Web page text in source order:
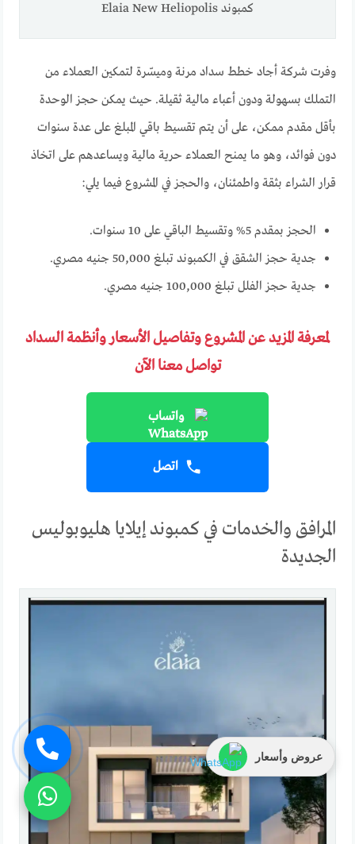
كمبوند Elaia New Heliopolis
وفرت شركة أجاد خطط سداد مرنة وميسّرة لتمكين العملاء من
التملك بسهولة ودون أعباء مالية ثقيلة. حيث يمكن حجز الوحدة
بأقل مقدم ممكن، على أن يتم تقسيط باقي المبلغ على عدة سنوات
دون فوائد، وهو ما يمنح العملاء حرية مالية ويساعدهم على اتخاذ
قرار الشراء بثقة واطمئنان، والحجز في المشروع فيما يلي:
الحجز بمقدم 5% وتقسيط الباقي على 10 سنوات.
جدية حجز الشقق في الكمبوند تبلغ 50,000 جنيه مصري.
جدية حجز الفلل تبلغ 100,000 جنيه مصري.
لمعرفة المزيد عن المشروع وتفاصيل الأسعار وأنظمة السداد
تواصل معنا الآن
واتساب
اتصل
المرافق والخدمات في كمبوند إيلايا هليوبوليس
الجديدة
عروض وأسعار